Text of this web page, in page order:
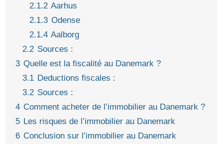
2.1.2 Aarhus
2.1.3 Odense
2.1.4 Aalborg
2.2 Sources :
3 Quelle est la fiscalité au Danemark ?
3.1 Deductions fiscales :
3.2 Sources :
4 Comment acheter de l’immobilier au Danemark ?
5 Les risques de l’immobilier au Danemark
6 Conclusion sur l’immobilier au Danemark